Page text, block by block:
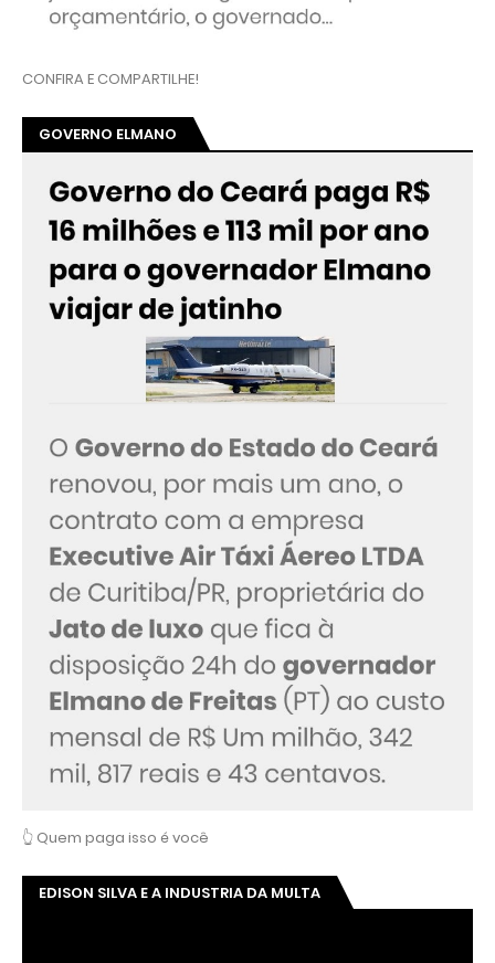
CONFIRA E COMPARTILHE!
GOVERNO ELMANO
👆 Quem paga isso é você
EDISON SILVA E A INDUSTRIA DA MULTA